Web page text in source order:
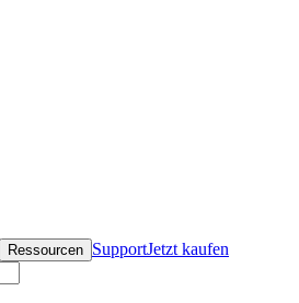
Ressourcen SupportJetzt kaufen